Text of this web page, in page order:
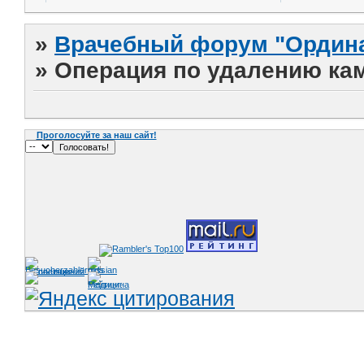
» Врачебный форум
» Операция по удалению
Проголосуйте за наш сайт!